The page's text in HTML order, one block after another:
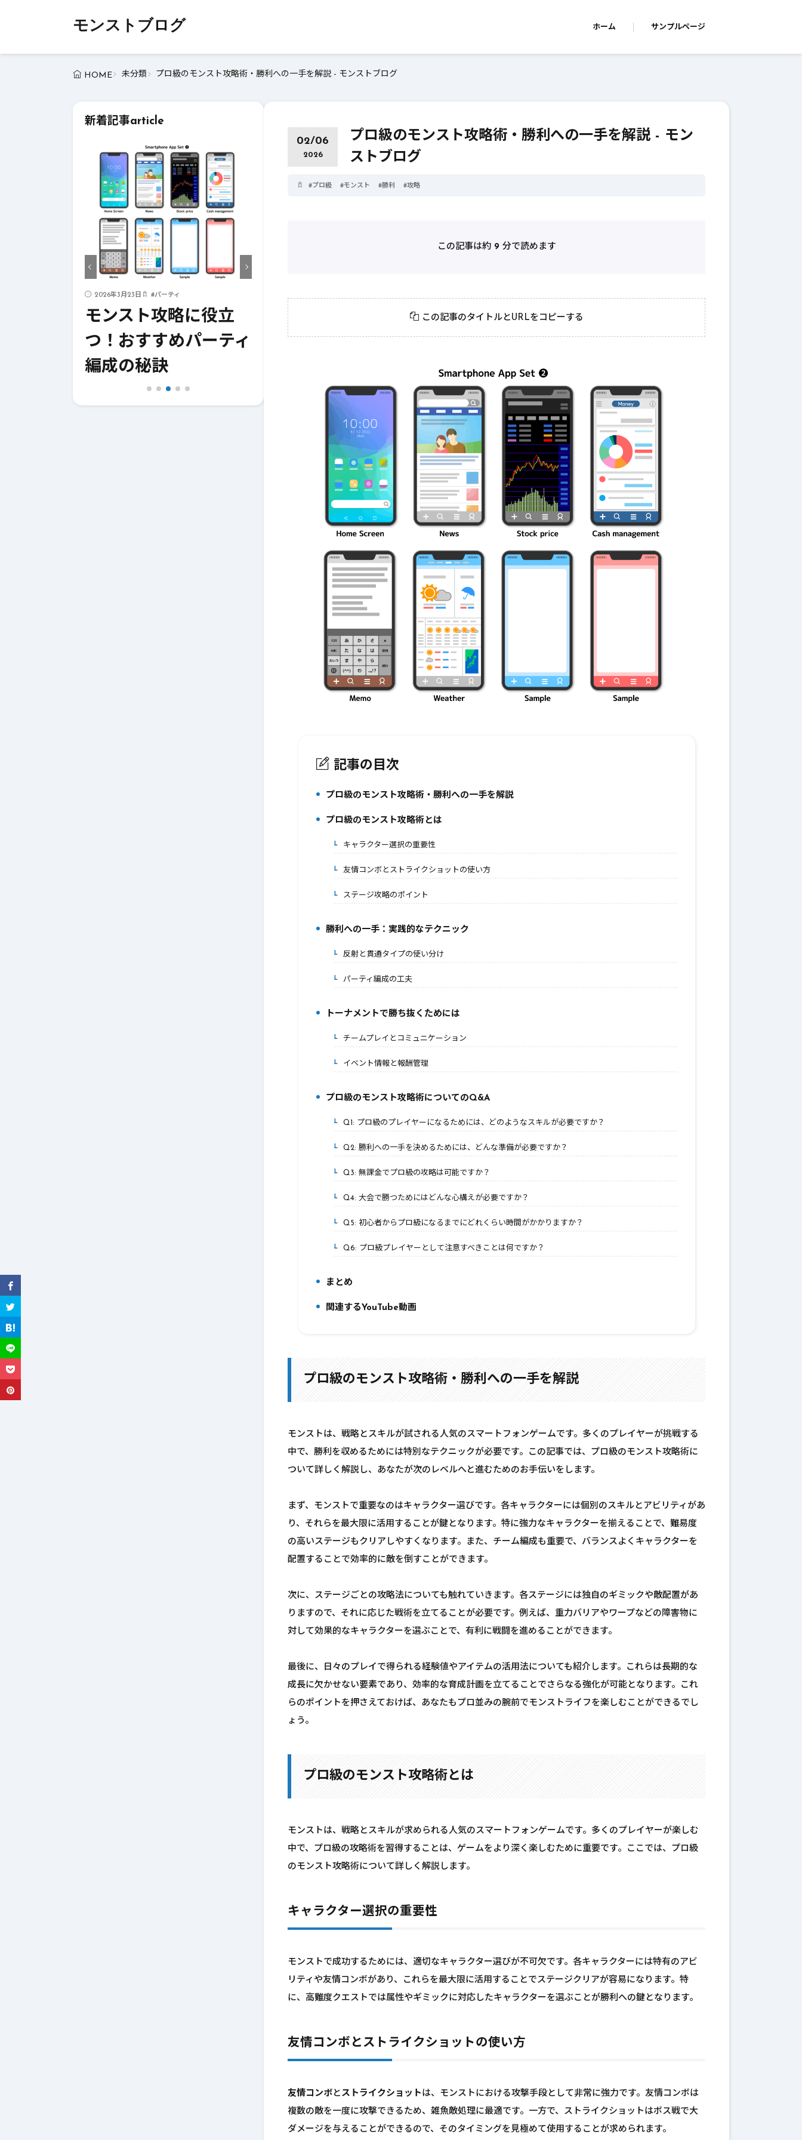
モンストブログ ホーム サンプルページ
HOME 未分類 プロ級のモンスト攻略術・勝利への一手を解説 - モンストブログ
新着記事article
スト攻略に役立
おすすめパーティ
2026年3月23日
絶対に知っておきたい
モンスト攻略テクニッ
ク10選
ガチャ運がアップする
かも？モンストの都市
モンスターストライク
初心者必見！成功への
第一歩
02/06
2026
プロ級のモンスト攻略術・勝利への一手を解説 - モン
ストブログ
#プロ級 #モンスト #勝利 #攻略
この記事は約 9 分で読めます
この記事のタイトルとURLをコピーする
記事の目次
プロ級のモンスト攻略術・勝利への一手を解説
プロ級のモンスト攻略術とは
2-1.キャラクター選択の重要性
2-2.友情コンボとストライクショットの使い方
2-3.ステージ攻略のポイント
3.
勝利への一手：実践的なテクニック
3-1.反射と貫通タイプの使い分け
3-2.パーティ編成の工夫
トーナメントで勝ち抜くためには
4-1.チームプレイとコミュニケーション
4-2.イベント情報と報酬管理
プロ級のモンスト攻略術についてのQ&A
5-1.Q1: プロ級のプレイヤーになるためには、どのようなスキルが必要ですか？
5-2.Q2: 勝利への一手を決めるためには、どんな準備が必要ですか？
5-3.Q3: 無課金でプロ級の攻略は可能ですか？
5-4.Q4: 大会で勝つためにはどんな心構えが必要ですか？
5-5.Q5: 初心者からプロ級になるまでにどれくらい時間がかかりますか？
5-6.Q6: プロ級プレイヤーとして注意すべきことは何ですか？
6.
まとめ
7.
関連するYouTube動画
プロ級のモンスト攻略術・勝利への一手を解説
モンストは、戦略とスキルが試される人気のスマートフォンゲームです。多くのプレイヤーが挑戦する
中で、勝利を収めるためには特別なテクニックが必要です。この記事では、プロ級のモンスト攻略術に
ついて詳しく解説し、あなたが次のレベルへと進むためのお手伝いをします。
まず、モンストで重要なのはキャラクター選びです。各キャラクターには個別のスキルとアビリティがあ
り、それらを最大限に活用することが鍵となります。特に強力なキャラクターを揃えることで、難易度
の高いステージもクリアしやすくなります。また、チーム編成も重要で、バランスよくキャラクターを
配置することで効率的に敵を倒すことができます。
次に、ステージごとの攻略法についても触れていきます。各ステージには独自のギミックや敵配置があ
りますので、それに応じた戦術を立てることが必要です。例えば、重力バリアやワープなどの障害物に
対して効果的なキャラクターを選ぶことで、有利に戦闘を進めることができます。
最後に、日々のプレイで得られる経験値やアイテムの活用法についても紹介します。これらは長期的な
成長に欠かせない要素であり、効率的な育成計画を立てることでさらなる強化が可能となります。これ
らのポイントを押さえておけば、あなたもプロ並みの腕前でモンストライフを楽しむことができるでし
ょう。
プロ級のモンスト攻略術とは
モンストは、戦略とスキルが求められる人気のスマートフォンゲームです。多くのプレイヤーが楽しむ
中で、プロ級の攻略術を習得することは、ゲームをより深く楽しむために重要です。ここでは、プロ級
のモンスト攻略術について詳しく解説します。
キャラクター選択の重要性
モンストで成功するためには、適切なキャラクター選びが不可欠です。各キャラクターには特有のアビ
リティや友情コンボがあり、これらを最大限に活用することでステージクリアが容易になります。特
に、高難度クエストでは属性やギミックに対応したキャラクターを選ぶことが勝利への鍵となります。
友情コンボとストライクショットの使い方
友情コンボ と ストライクショット は、モンストにおける攻撃手段として非常に強力です。友情コンボは
複数の敵を一度に攻撃できるため、雑魚敵処理に最適です。一方で、ストライクショットはボス戦で大
ダメージを与えることができるので、そのタイミングを見極めて使用することが求められます。